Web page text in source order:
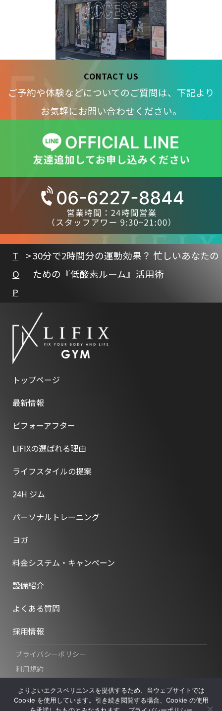
CONTACT US
ご予約や体験などについてのご質問は、下記より
お気軽にお問い合わせください。
T
O
P
30分で2時間分の運動効果？ 忙しいあなたの
ための『低酸素ルーム』活用術
トップページ
最新情報
ビフォーアフター
LIFIXの選ばれる理由
ライフスタイルの提案
24H ジム
パーソナルトレーニング
ヨガ
料金システム・キャンペーン
設備紹介
よくある質問
採用情報
©︎2024 LIFIX. All Rights Reserved.
プライバシーポリシー
利用規約
よりよいエクスペリエンスを提供するため、当ウェブサイトでは
Cookie を使用しています。引き続き閲覧する場合、Cookie の使用